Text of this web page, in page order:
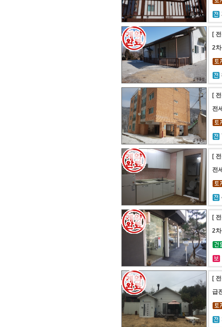
[
2
[
전
[
전
[
2
[
급